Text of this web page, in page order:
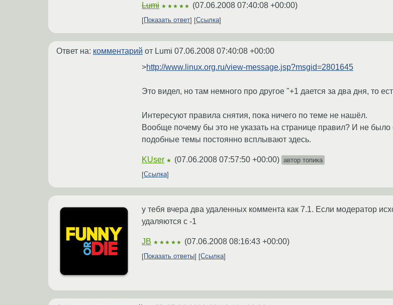
Lumi ★★★★★ (07.06.2008 07:40:08 +00:00)
Показать ответ Ссылка
Ответ на: комментарий от Lumi 07.06.2008 07:40:08 +00:00
>http://www.linux.org.ru/view-message.jsp?msgid=2801645
Это видел, но там немного про другое "+1 дается за два дня, то
Интересуют правила снятия, пока ничего по теме не нашёл.
Вообще почему бы это не указать на странице правил? И не было
подобные темы постоянно всплывают здесь.
KUser ★ (07.06.2008 07:57:50 +00:00) автор топика
Ссылка
у тебя вчера два удаленных коммента как 7.1. Если модератор
удаляются с -1
JB ★★★★★ (07.06.2008 08:16:43 +00:00)
Показать ответы Ссылка